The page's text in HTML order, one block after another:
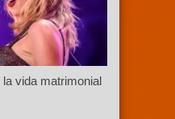
vida matrimonial